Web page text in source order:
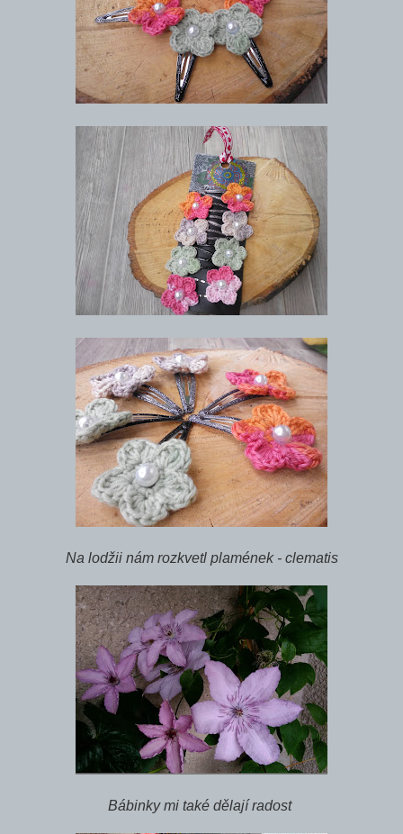
Na lodžii nám rozkvetl plamének - clematis
Bábinky mi také dělají radost